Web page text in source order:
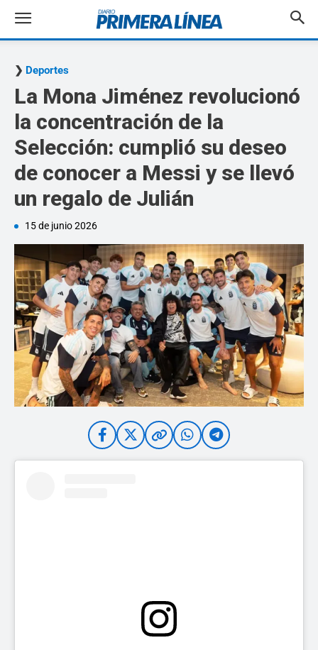
Deportes
La Mona Jiménez revolucionó
la concentración de la
Selección: cumplió su deseo
de conocer a Messi y se llevó
un regalo de Julián
15 de junio 2026